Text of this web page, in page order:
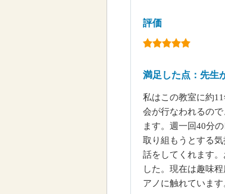
評価
満足した点：先生
私はこの教室に約
会が行なわれるの
ます。週一回40分
取り組もうとする
話をしてくれます
した。現在は趣味
アノに触れています